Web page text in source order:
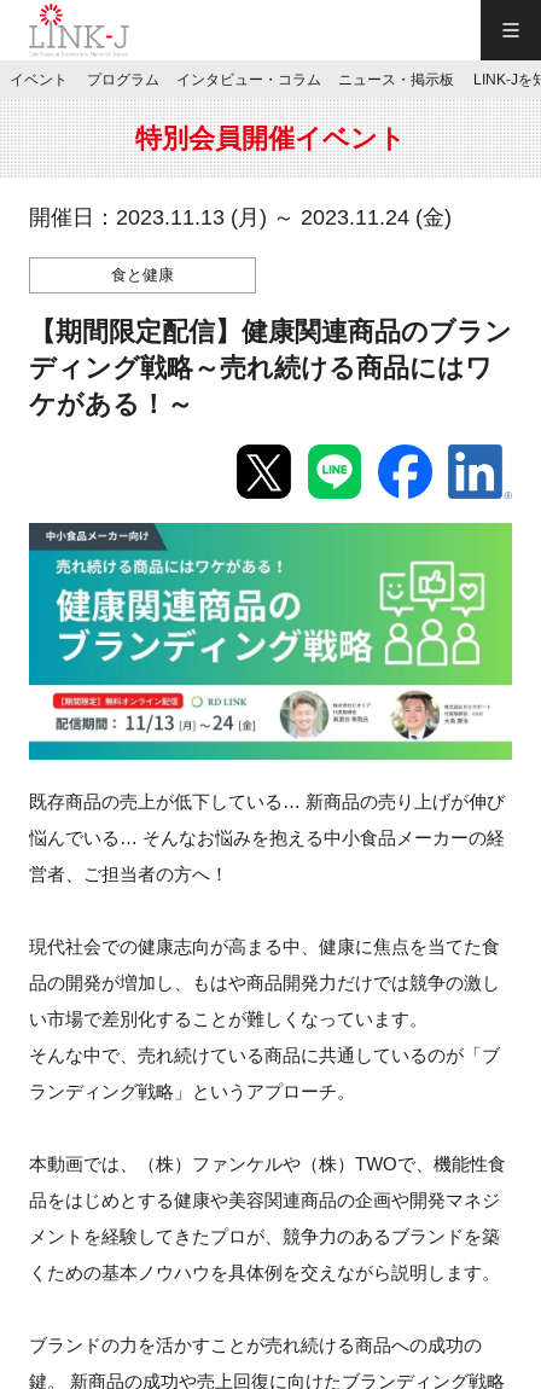
JP／EN
特別会員専用メニュー
施設ご予約
新規登録
イベント
プログラム
ニュース・掲示板
施設・アクセス
FAQ
イベントお知らせメール登録
イベント プログラム インタビュー・コラム ニュース・掲示板 LINK-Jを
特別会員開催イベント
開催日：2023.11.13 (月) ～ 2023.11.24 (金)
食と健康
【期間限定配信】健康関連商品のブラン
ディング戦略～売れ続ける商品にはワ
ケがある！～
既存商品の売上が低下している… 新商品の売り上げが伸び
悩んでいる… そんなお悩みを抱える中小食品メーカーの経
営者、ご担当者の方へ！
現代社会での健康志向が高まる中、健康に焦点を当てた食
品の開発が増加し、もはや商品開発力だけでは競争の激し
い市場で差別化することが難しくなっています。
そんな中で、売れ続けている商品に共通しているのが「ブ
ランディング戦略」というアプローチ。
本動画では、（株）ファンケルや（株）TWOで、機能性食
品をはじめとする健康や美容関連商品の企画や開発マネジ
メントを経験してきたプロが、競争力のあるブランドを築
くための基本ノウハウを具体例を交えながら説明します。
ブランドの力を活かすことが売れ続ける商品への成功の
鍵。 新商品の成功や売上回復に向けたブランディング戦略